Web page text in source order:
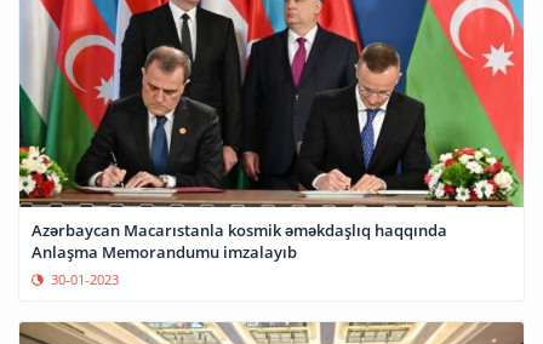
Azərbaycan Macarıstanla kosmik əməkdaşlıq haqqında
Anlaşma Memorandumu imzalayıb
30-01-2023